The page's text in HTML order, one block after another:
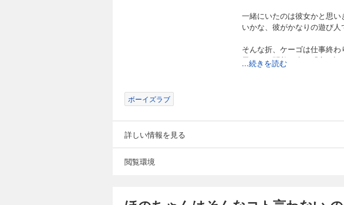
一緒にいたのは彼女かと思
いかな、彼がかなりの遊び人
そんな折、ケーゴは仕事終わ
思わぬ一悶着の末に「言い
...続きを読む
ボーイズラブ
詳しい情報を見る
閲覧環境